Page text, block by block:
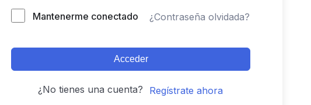
Mantenerme conectado ¿Contraseña olvidada?
Acceder
¿No tienes una cuenta? Regístrate ahora